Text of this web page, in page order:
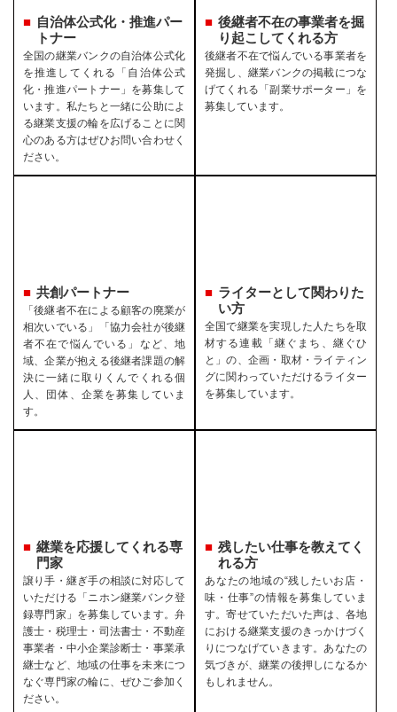
自治体公式化・推進パー
トナー
全国の継業バンクの自治体公式化
を推進してくれる「自治体公式
化・推進パートナー」を募集して
います。私たちと一緒に公助によ
る継業支援の輪を広げることに関
心のある方はぜひお問い合わせく
ださい。
後継者不在の事業者を掘
り起こしてくれる方
後継者不在で悩んでいる事業者を
発掘し、継業バンクの掲載につな
げてくれる「副業サポーター」を
募集しています。
共創パートナー
「後継者不在による顧客の廃業が
相次いでいる」「協力会社が後継
者不在で悩んでいる」など、地
域、企業が抱える後継者課題の解
決に一緒に取りくんでくれる個
人、団体、企業を募集していま
す。
ライターとして関わりた
い方
全国で継業を実現した人たちを取
材する連載「継ぐまち、継ぐひ
と」の、企画・取材・ライティン
グに関わっていただけるライター
を募集しています。
継業を応援してくれる専
門家
譲り手・継ぎ手の相談に対応して
いただける「ニホン継業バンク登
録専門家」を募集しています。弁
護士・税理士・司法書士・不動産
事業者・中小企業診断士・事業承
継士など、地域の仕事を未来につ
なぐ専門家の輪に、ぜひご参加く
ださい。
残したい仕事を教えてく
れる方
あなたの地域の“残したいお店・
味・仕事”の情報を募集していま
す。寄せていただいた声は、各地
における継業支援のきっかけづく
りにつなげていきます。あなたの
気づきが、継業の後押しになるか
もしれません。